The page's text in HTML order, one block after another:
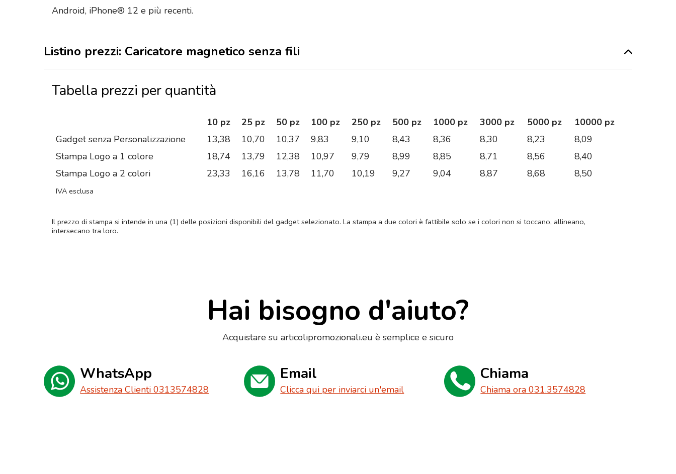
Android, iPhone® 12 e più recenti.
Listino prezzi: Caricatore magnetico senza fili
Tabella prezzi per quantità
10 pz 25 pz 50 pz 100 pz 250 pz 500 pz 1000 pz 3000 pz 5000 pz
10000 pz
Gadget senza Personalizzazione
13,38 10,70 10,37 9,83 9,10 8,43 8,36 8,30 8,23
8,09
Stampa Logo a 1 colore
18,74 13,79 12,38 10,97 9,79 8,99 8,85 8,71 8,56
8,40
Stampa Logo a 2 colori
23,33 16,16 13,78 11,70 10,19 9,27 9,04 8,87 8,68 8,50
IVA esclusa
Il prezzo di stampa si intende in una (1) delle posizioni disponibili del gadget selezionato. La stampa a due colori è fattibile solo se i colori non si toccano, allineano,
intersecano tra loro.
Hai bisogno d'aiuto?
Acquistare su articolipromozionali.eu è semplice e sicuro
WhatsApp
Assistenza Clienti 0313574828
Email
Clicca qui per inviarci un'email
Chiama
Chiama ora 031.3574828